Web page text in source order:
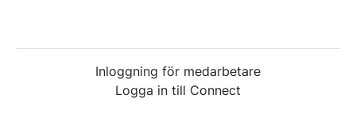
Inloggning för medarbetare
Logga in till Connect